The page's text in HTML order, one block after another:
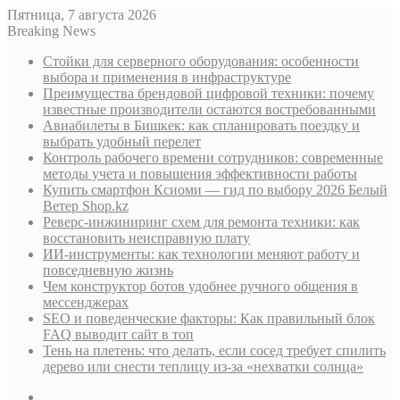
Пятница, 7 августа 2026
Breaking News
Стойки для серверного оборудования: особенности
выбора и применения в инфраструктуре
Преимущества брендовой цифровой техники: почему
известные производители остаются востребованными
Авиабилеты в Бишкек: как спланировать поездку и
выбрать удобный перелет
Контроль рабочего времени сотрудников: современные
методы учета и повышения эффективности работы
Купить смартфон Ксиоми — гид по выбору 2026 Белый
Ветер Shop.kz
Реверс-инжиниринг схем для ремонта техники: как
восстановить неисправную плату
ИИ-инструменты: как технологии меняют работу и
повседневную жизнь
Чем конструктор ботов удобнее ручного общения в
мессенджерах
SEO и поведенческие факторы: Как правильный блок
FAQ выводит сайт в топ
Тень на плетень: что делать, если сосед требует спилить
дерево или снести теплицу из-за «нехватки солнца»